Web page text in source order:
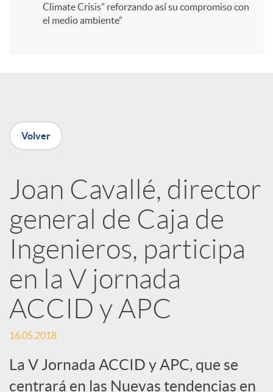
n
R
e
d
e
s
S
Climate Crisis” reforzando así su compromiso con
el medio ambiente”
Volver
Joan Cavallé, director
general de Caja de
Ingenieros, participa
en la V jornada
ACCID y APC
16.05.2018
La V Jornada ACCID y APC, que se
centrará en las Nuevas tendencias en